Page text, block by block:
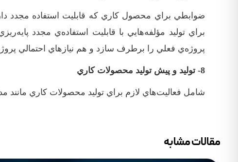
ضوابطي براي محصول کاري که قابليت استفاده مجدد
براي توليد مؤلفه‌هايي با قابليت استفاده‌ي مجدد
پروژه‌ي فعلي را برطرف سازد و هم نيازهاي احتمالي
8- توليد و پيش توليد محصولات کاري
‏شامل فعاليت‌هاي لازم براي توليد محصولات کاري
مقالات مشابه